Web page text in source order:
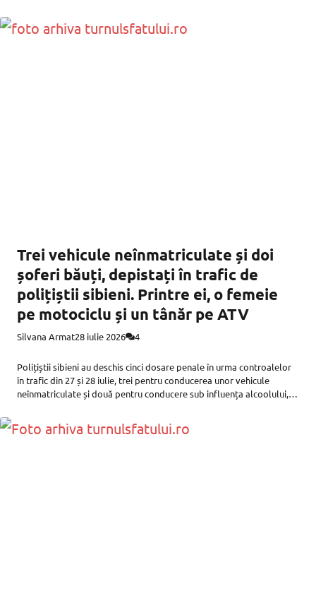
Trei vehicule neînmatriculate și doi
șoferi băuți, depistați în trafic de
polițiștii sibieni. Printre ei, o femeie
pe motociclu și un tânăr pe ATV
Silvana Armat28 iulie 2026 4
Polițiștii sibieni au deschis cinci dosare penale în urma controalelor
în trafic din 27 și 28 iulie, trei pentru conducerea unor vehicule
neînmatriculate și două pentru conducere sub influența alcoolului,